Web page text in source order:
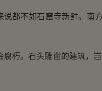
都不如石窟寺新鲜。南
朽。石头雕凿的建筑，